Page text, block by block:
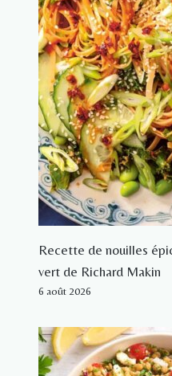
Recette de nouilles
vert de Richard Makin
6 août 2026